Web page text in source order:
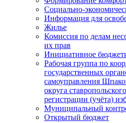
Социально-
Информация для
Жилье
Комиссия по делам
их прав
Инициативное
Рабочая группа по
государственных
самоуправления
округа
регистрации (учёта)
Муниципальный
Открытый бюджет